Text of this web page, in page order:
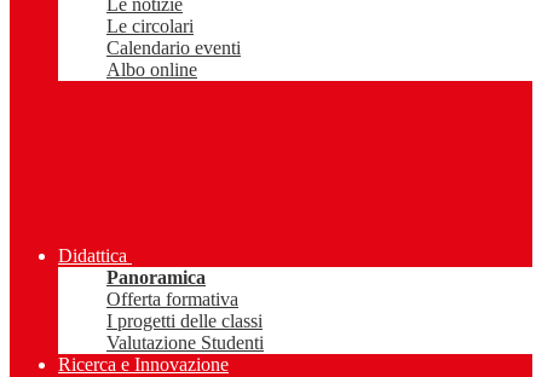
Le notizie
Le circolari
Calendario eventi
Albo online
Didattica
Panoramica
Offerta formativa
I progetti delle classi
Valutazione Studenti
Ricerca e Innovazione